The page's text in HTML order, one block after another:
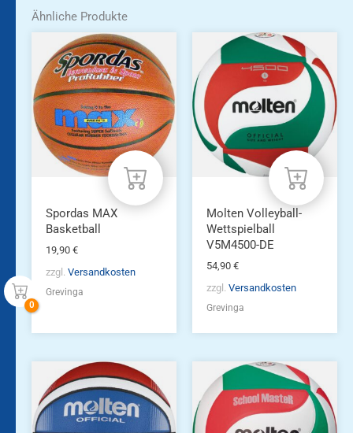
Ähnliche Produkte
Spordas MAX
Basketball
19,90 €
zzgl. Versandkosten
Grevinga
Molten Volleyball-
Wettspielball
V5M4500-DE
54,90 €
zzgl. Versandkosten
Grevinga